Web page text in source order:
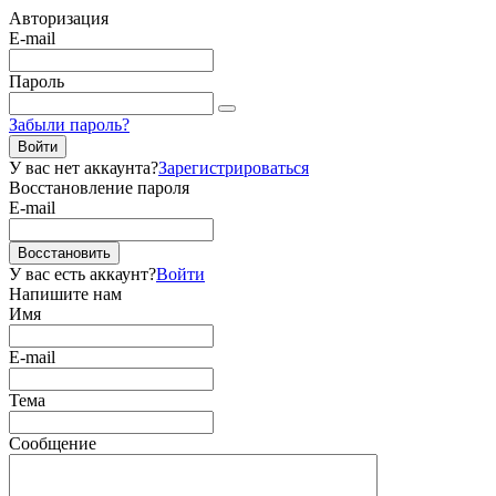
Авторизация
E-mail
Пароль
Забыли пароль?
Войти
У вас нет аккаунта?Зарегистрироваться
Восстановление пароля
E-mail
Восстановить
У вас есть аккаунт?Войти
Напишите нам
Имя
E-mail
Тема
Сообщение